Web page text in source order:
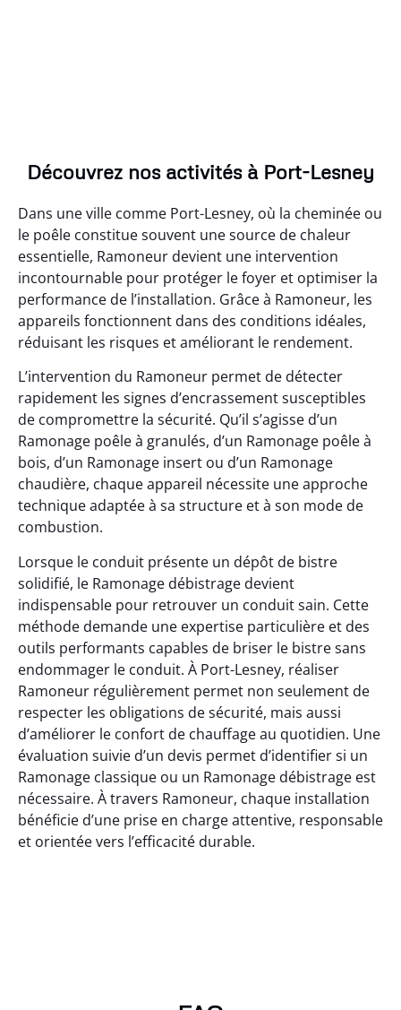
Découvrez nos activités à Port-Lesney
Dans une ville comme Port-Lesney, où la cheminée ou
le poêle constitue souvent une source de chaleur
essentielle, Ramoneur devient une intervention
incontournable pour protéger le foyer et optimiser la
performance de l’installation. Grâce à Ramoneur, les
appareils fonctionnent dans des conditions idéales,
réduisant les risques et améliorant le rendement.
L’intervention du Ramoneur permet de détecter
rapidement les signes d’encrassement susceptibles
de compromettre la sécurité. Qu’il s’agisse d’un
Ramonage poêle à granulés, d’un Ramonage poêle à
bois, d’un Ramonage insert ou d’un Ramonage
chaudière, chaque appareil nécessite une approche
technique adaptée à sa structure et à son mode de
combustion.
Lorsque le conduit présente un dépôt de bistre
solidifié, le Ramonage débistrage devient
indispensable pour retrouver un conduit sain. Cette
méthode demande une expertise particulière et des
outils performants capables de briser le bistre sans
endommager le conduit. À Port-Lesney, réaliser
Ramoneur régulièrement permet non seulement de
respecter les obligations de sécurité, mais aussi
d’améliorer le confort de chauffage au quotidien. Une
évaluation suivie d’un devis permet d’identifier si un
Ramonage classique ou un Ramonage débistrage est
nécessaire. À travers Ramoneur, chaque installation
bénéficie d’une prise en charge attentive, responsable
et orientée vers l’efficacité durable.